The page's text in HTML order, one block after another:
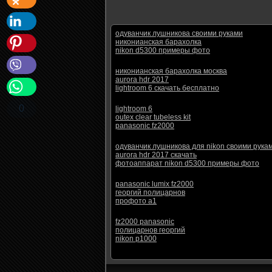
0
одуванчик лушникова своими руками
никонианская барахолка
nikon d5300 примеры фото
никонианская барахолка москва
aurora hdr 2017
lightroom 6 скачать бесплатно
lightroom 6
outex clear tubeless kit
panasonic fz2000
одуванчик лушникова для nikon своими
aurora hdr 2017 скачать
фотоаппарат nikon d5300 примеры фото
panasonic lumix fz2000
георгий полицарнов
профото а1
fz2000 panasonic
полицарнов георгий
nikon p1000